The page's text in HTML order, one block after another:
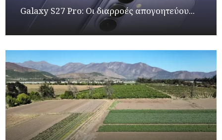
Galaxy S27 Pro: Οι διαρροές απογοητεύου...